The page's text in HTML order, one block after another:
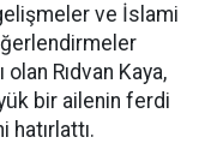
ve İslami
olan Rıdvan Kaya,
bir ailenin ferdi
hatırlattı.